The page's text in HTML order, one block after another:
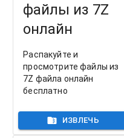
файлы из 7Z
онлайн
Распакуйте и
просмотрите файлы из
7Z файла онлайн
бесплатно
ИЗВЛЕЧЬ